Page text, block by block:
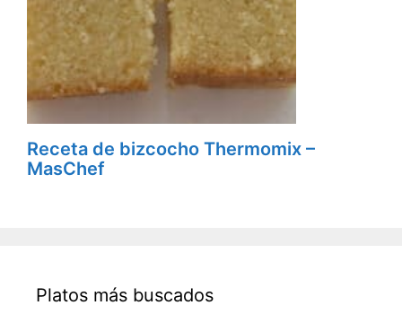
Receta de bizcocho Thermomix –
MasChef
Platos más buscados